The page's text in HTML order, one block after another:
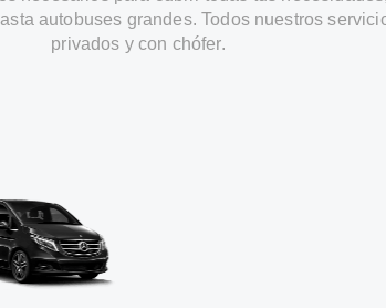
autobuses grandes. Todos nuestros
privados y con chófer.